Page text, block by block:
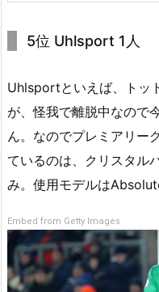
5位 Uhlsport 1人
Uhlsportといえば、トッ
が、怪我で離脱中なので
ん。なのでプレミアリー
ているのは、クリスタル
み。使用モデルは
Embed from Getty Images